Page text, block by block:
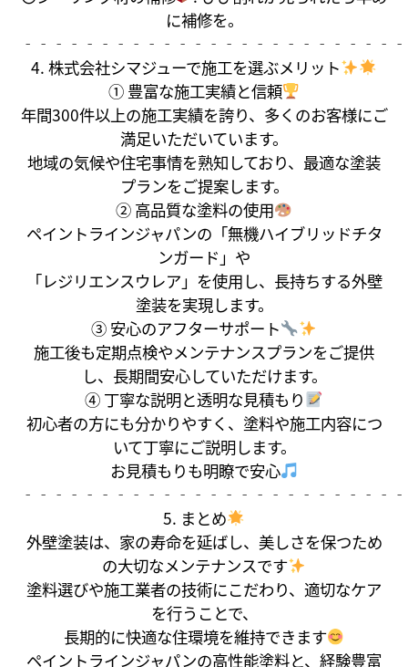
に補修を。
4. 株式会社シマジューで施工を選ぶメリット
① 豊富な施工実績と信頼
年間300件以上の施工実績を誇り、多くのお客様にご
満足いただいています。
地域の気候や住宅事情を熟知しており、最適な塗装
プランをご提案します。
② 高品質な塗料の使用
ペイントラインジャパンの「無機ハイブリッドチタ
ンガード」や
「レジリエンスウレア」を使用し、長持ちする外壁
塗装を実現します。
③ 安心のアフターサポート
施工後も定期点検やメンテナンスプランをご提供
し、長期間安心していただけます。
④ 丁寧な説明と透明な見積もり
初心者の方にも分かりやすく、塗料や施工内容につ
いて丁寧にご説明します。
お見積もりも明瞭で安心
5. まとめ
外壁塗装は、家の寿命を延ばし、美しさを保つため
の大切なメンテナンスです
塗料選びや施工業者の技術にこだわり、適切なケア
を行うことで、
長期的に快適な住環境を維持できます
ペイントラインジャパンの高性能塗料と、経験豊富